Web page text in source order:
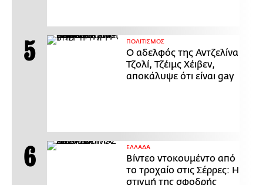
ΠΟΛΙΤΙΣΜΟΣ
Ο αδελφός της Αντζελίνα
Τζολί, Τζέιμς Χέιβεν,
αποκάλυψε ότι είναι gay
ΕΛΛΑΔΑ
Βίντεο ντοκουμέντο από
το τροχαίο στις Σέρρες: Η
στιγμή της σφοδρής